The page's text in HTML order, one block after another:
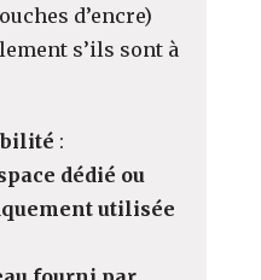
d’encre)
s’ils sont à
:
dédié ou
utilisée